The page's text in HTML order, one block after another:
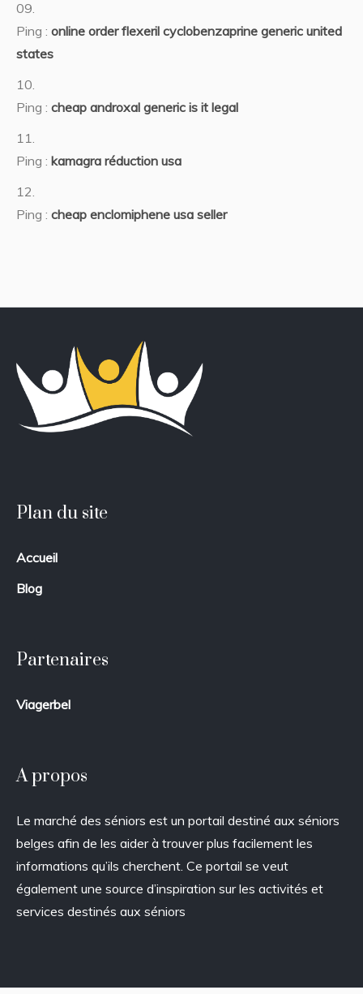
Ping : online order flexeril cyclobenzaprine generic united
states
Ping : cheap androxal generic is it legal
Ping : kamagra réduction usa
Ping : cheap enclomiphene usa seller
Plan du site
Accueil
Blog
Partenaires
Viagerbel
A propos
Le marché des séniors est un portail destiné aux séniors
belges afin de les aider à trouver plus facilement les
informations qu’ils cherchent. Ce portail se veut
également une source d’inspiration sur les activités et
services destinés aux séniors